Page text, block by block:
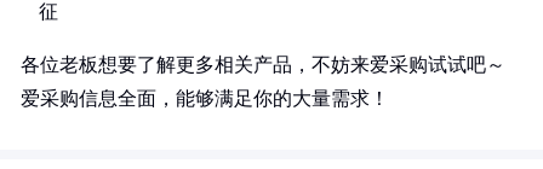
征
各位老板想要了解更多相关产品，不妨来爱采购试试吧～
爱采购信息全面，能够满足你的大量需求！